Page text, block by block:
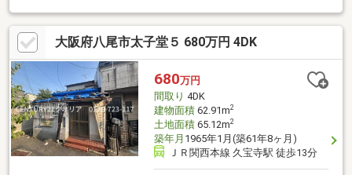
○グルメシティ八尾店まで約２６０m（徒歩４分）○ファミリーマ
ート南太子２丁目店まで約３１０m（徒歩４分）○ドラッグセイム
ス八尾南植松店まで１６０m（徒歩２分）○八尾南太子堂郵便局ま
で約３７０m（徒歩５分）○龍華小学校まで約６７０m（徒歩９
分）○龍華中学校まで約４３０m（徒歩６分）
大阪府八尾市太子堂５ 680万円 4DK
680万円
間取り 4DK
建物面積62.91m2
土地面積65.12m2
築年月 1965年1月(築61年8ヶ月)
ＪＲ関西本線 久宝寺駅 徒歩13分